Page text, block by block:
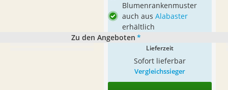
Blumenrankenmuster
auch aus Alabaster
erhältlich
Zu den Angeboten *
Lieferzeit
Sofort lieferbar
Vergleichssieger